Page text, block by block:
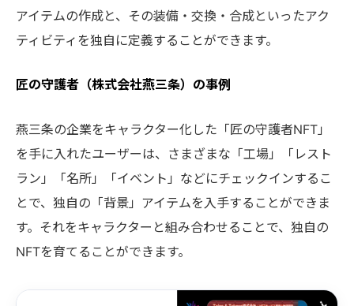
アイテムの作成と、その装備・交換・合成といったアク
ティビティを独自に定義することができます。
匠の守護者（株式会社燕三条）の事例
燕三条の企業をキャラクター化した「匠の守護者NFT」
を手に入れたユーザーは、さまざまな「工場」「レスト
ラン」「名所」「イベント」などにチェックインするこ
とで、独自の「背景」アイテムを入手することができま
す。それをキャラクターと組み合わせることで、独自の
NFTを育てることができます。